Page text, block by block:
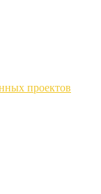
проектов